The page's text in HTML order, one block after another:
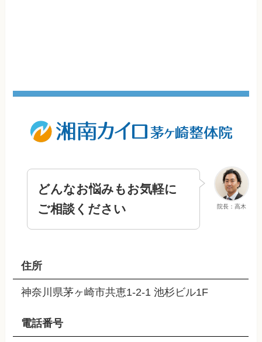
院長：高木
どんなお悩みもお気軽に
ご相談ください
住所
神奈川県茅ヶ崎市共恵1-2-1 池杉ビル1F
電話番号